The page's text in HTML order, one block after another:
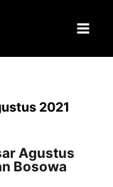
2021
Agustus
Bosowa